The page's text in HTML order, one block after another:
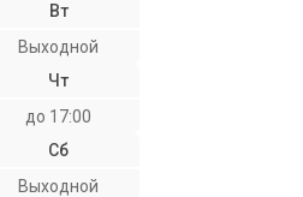
Вт
Выходной
Чт
до 17:00
Сб
Выходной